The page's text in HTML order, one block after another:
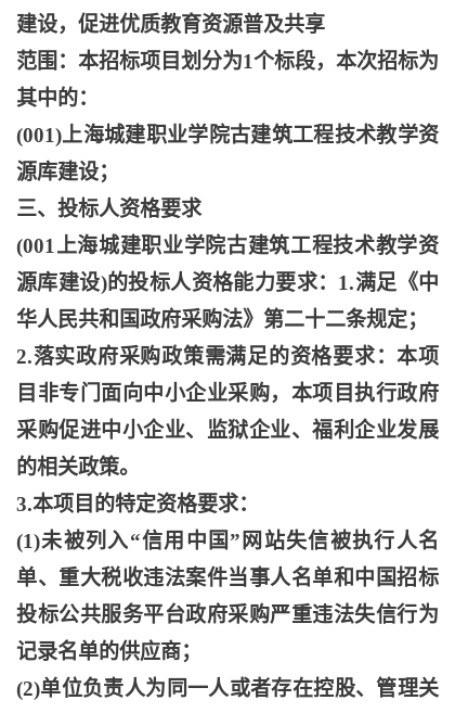
建设，促进优质教育资源普及共享
范围：本招标项目划分为1个标段，本次招标为
其中的：
(001)上海城建职业学院古建筑工程技术教学资
源库建设；
三、投标人资格要求
(001上海城建职业学院古建筑工程技术教学资
源库建设)的投标人资格能力要求：1.满足《中
华人民共和国政府采购法》第二十二条规定；
2.落实政府采购政策需满足的资格要求：本项
目非专门面向中小企业采购，本项目执行政府
采购促进中小企业、监狱企业、福利企业发展
的相关政策。
3.本项目的特定资格要求：
(1)未被列入“信用中国”网站失信被执行人名
单、重大税收违法案件当事人名单和中国招标
投标公共服务平台政府采购严重违法失信行为
记录名单的供应商；
(2)单位负责人为同一人或者存在控股、管理关